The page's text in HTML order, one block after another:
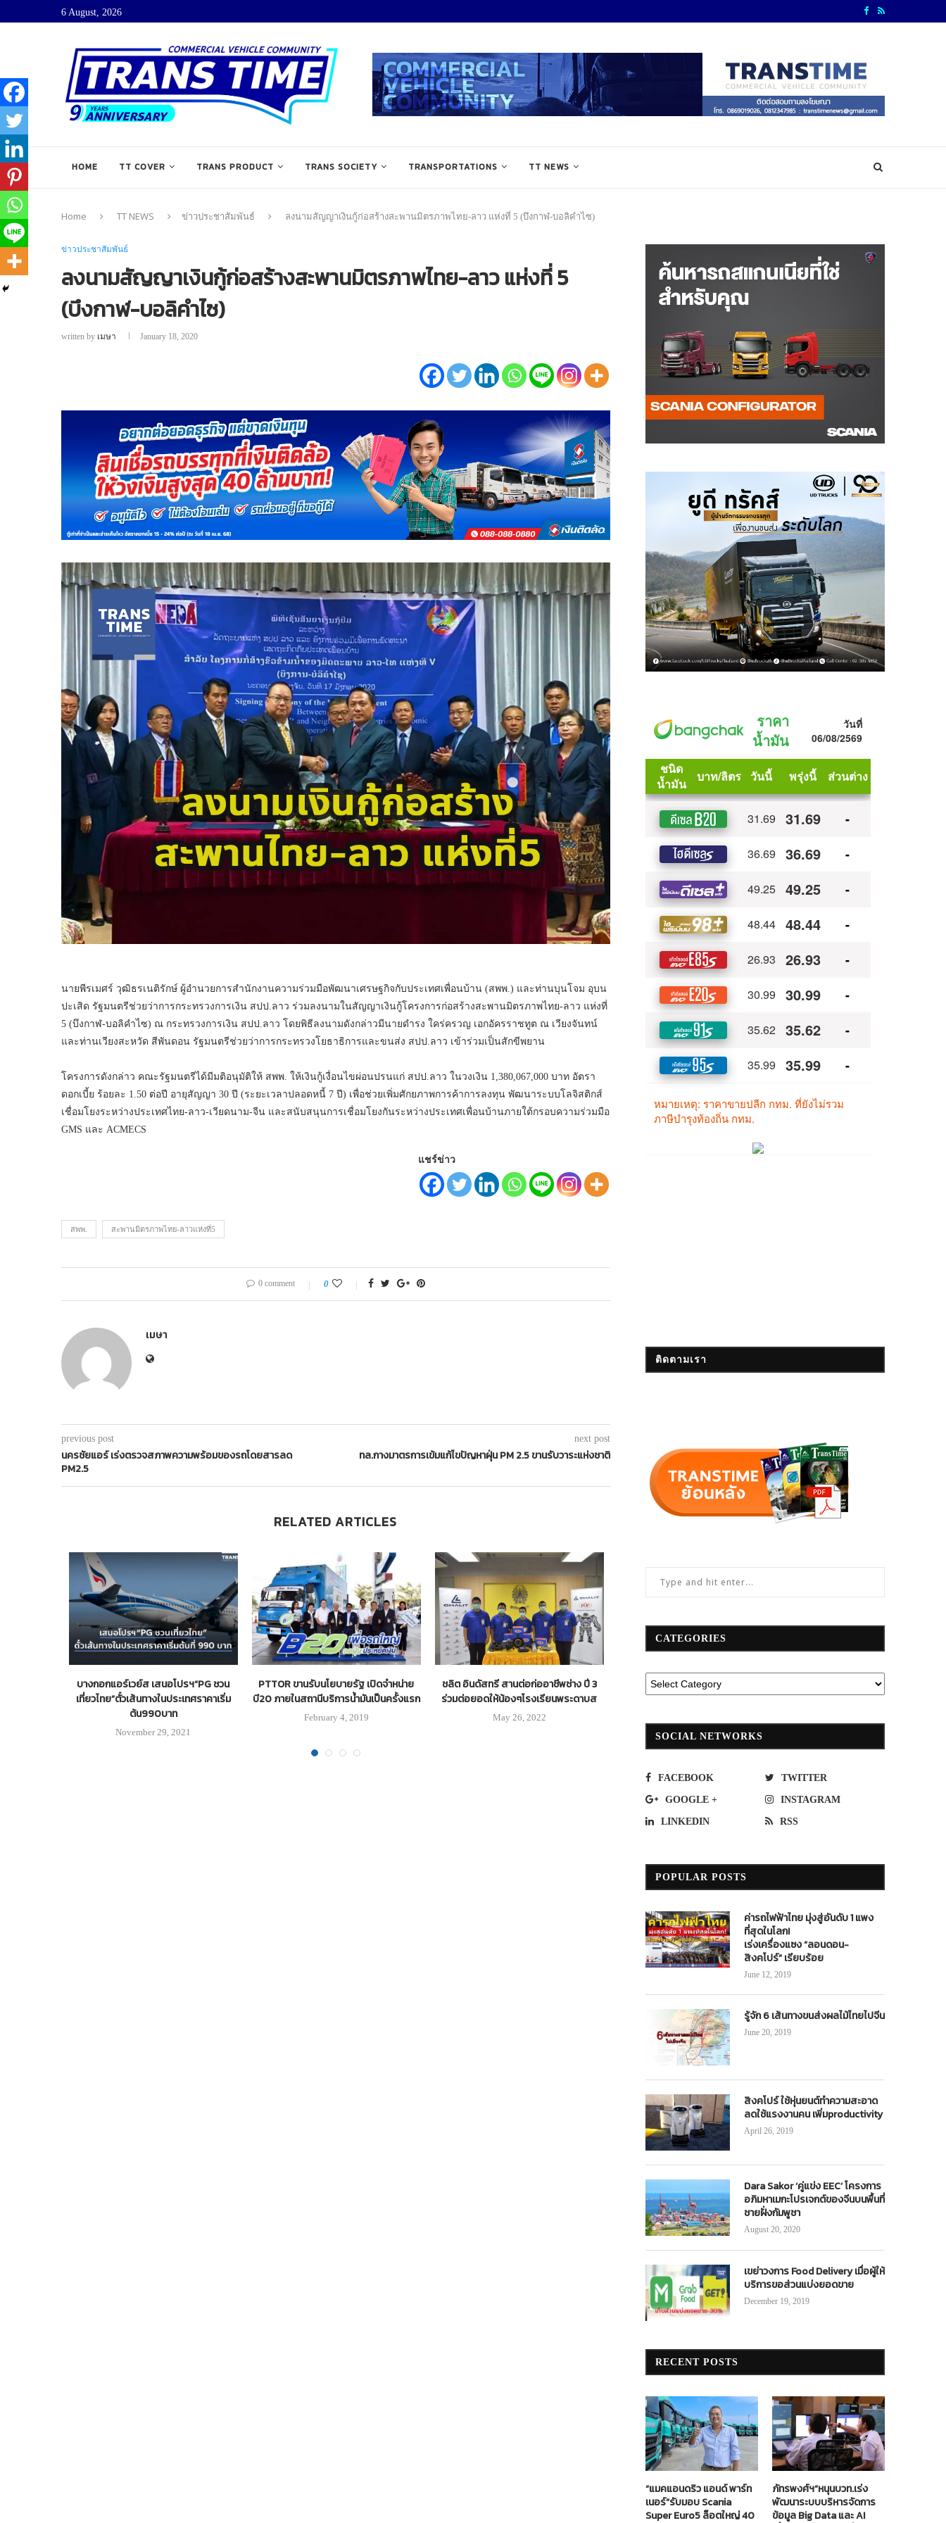
6 August, 2026
HOME TT COVER TRANS PRODUCT TRANS SOCIETY TRANSPORTATIONS TT NEWS
Home TT NEWS ข่าวประชาสัมพันธ์ ลงนามสัญญาเงินกู้ก่อสร้างสะพานมิตรภาพไทย-ลาว แห่งที่ 5 (บึงกาฬ-บอลิคำไซ)
ข่าวประชาสัมพันธ์
ลงนามสัญญาเงินกู้ก่อสร้างสะพานมิตรภาพไทย-ลาว แห่งที่ 5
(บึงกาฬ-บอลิคำไซ)
written by เมษา January 18, 2020
นายพีรเมศร์ วุฒิธรเนติรักษ์ ผู้อำนวยการสำนักงานความร่วมมือพัฒนาเศรษฐกิจกับประเทศเพื่อนบ้าน (สพพ.) และท่านบุนโจม อุบน
ปะเสิด รัฐมนตรีช่วยว่าการกระทรวงการเงิน สปป.ลาว ร่วมลงนามในสัญญาเงินกู้โครงการก่อสร้างสะพานมิตรภาพไทย-ลาว แห่งที่
5 (บึงกาฬ-บอลิคำไซ) ณ กระทรวงการเงิน สปป.ลาว โดยพิธีลงนามดังกล่าวมีนายดำรง ใคร่ครวญ เอกอัครราชทูต ณ เวียงจันทน์
และท่านเวียงสะหวัด สีพันดอน รัฐมนตรีช่วยว่าการกระทรวงโยธาธิการและขนส่ง สปป.ลาว เข้าร่วมเป็นสักขีพยาน
โครงการดังกล่าว คณะรัฐมนตรีได้มีมติอนุมัติให้ สพพ. ให้เงินกู้เงื่อนไขผ่อนปรนแก่ สปป.ลาว ในวงเงิน 1,380,067,000 บาท อัตรา
ดอกเบี้ย ร้อยละ 1.50 ต่อปี อายุสัญญา 30 ปี (ระยะเวลาปลอดหนี้ 7 ปี) เพื่อช่วยเพิ่มศักยภาพการค้าการลงทุน พัฒนาระบบโลจิสติกส์
เชื่อมโยงระหว่างประเทศไทย-ลาว-เวียดนาม-จีน และสนับสนุนการเชื่อมโยงกันระหว่างประเทศเพื่อนบ้านภายใต้กรอบความร่วมมือ
GMS และ ACMECS
แชร์ข่าว
สพพ. สะพานมิตรภาพไทย-ลาวแห่งที่5
0 comment 0
เมษา
previous post
นครชัยแอร์ เร่งตรวจสภาพความพร้อมของรถโดยสารลด
PM2.5
next post
ทล.กางมาตรการเข้มแก้ไขปัญหาฝุ่น PM 2.5 ขานรับวาระแห่งชาติ
RELATED ARTICLES
บางกอกแอร์เวย์ส เสนอโปรฯ“PG ชวน
เที่ยวไทย”ตั๋วเส้นทางในประเทศราคาเริ่ม
ต้น990บาท
November 29, 2021
PTTOR ขานรับนโยบายรัฐ เปิดจำหน่าย
บี20 ภายในสถานีบริการน้ำมันเป็นครั้งแรก
February 4, 2019
ชลิต อินดัสทรี สานต่อก่ออาชีพช่าง ปี 3
ร่วมต่อยอดให้น้องๆโรงเรียนพระดาบส
May 26, 2022
“สุวรรณภูมิ”อำนวยความสะดวกผู้เดินทาง
ร่วมพิธีฮัจย์
กรมทางหลวงสรุปอุบัติเหตุ ม.ค
ชีวิตลด 2% จ.สุพรรณบุรีอุบัติเหตุ
ติดตามเรา
CATEGORIES
SOCIAL NETWORKS
FACEBOOK TWITTER
GOOGLE + INSTAGRAM
LINKEDIN RSS
POPULAR POSTS
ค่ารถไฟฟ้าไทย มุ่งสู่อันดับ 1 แพง
ที่สุดในโลก!
เร่งเครื่องแซง “ลอนดอน-
สิงคโปร์” เรียบร้อย
June 12, 2019
รู้จัก 6 เส้นทางขนส่งผลไม้ไทยไปจีน
June 20, 2019
สิงคโปร์ ใช้หุ่นยนต์ทำความสะอาด
ลดใช้แรงงานคน เพิ่มproductivity
April 26, 2019
Dara Sakor ‘คู่แข่ง EEC’ โครงการ
อภิมหาเมกะโปรเจกต์ของจีนบนพื้นที่
ชายฝั่งกัมพูชา
August 20, 2020
เขย่าวงการ Food Delivery เมื่อผู้ให้
บริการขอส่วนแบ่งยอดขาย
December 19, 2019
RECENT POSTS
“แมคแอนดริว แอนด์ พาร์ท
เนอร์”รับมอบ Scania
Super Euro5 ล็อตใหญ่ 40
ภัทรพงศ์ฯ”หนุนบวท.เร่ง
พัฒนาระบบบริหารจัดการ
ข้อมูล Big Data และ AI